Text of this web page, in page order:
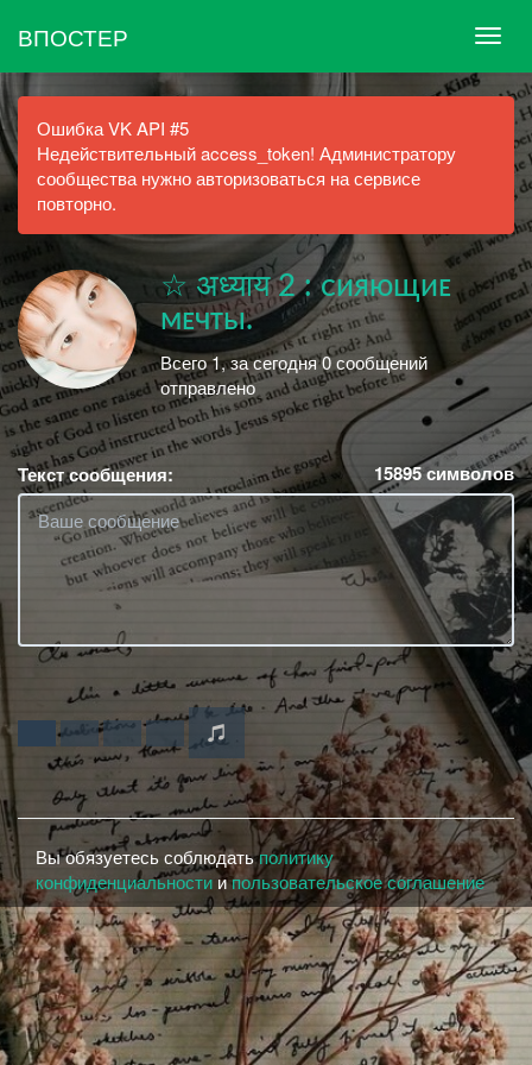
ВПОСТЕР
Ошибка VK API #5
Недействительный access_token! Администратору
сообщества нужно авторизоваться на сервисе
повторно.
☆ अध्याय 2 : ᴄияющиᴇ
ᴍᴇчᴛы.
Всего 1, за сегодня 0 сообщений
отправлено
Текст сообщения: 15895символов
Вы обязуетесь соблюдатьполитику
конфиденциальности ипользовательское соглашение